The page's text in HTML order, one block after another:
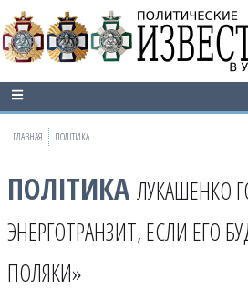
ГЛАВНАЯ ПОЛІТИКА
ПОЛІТИКА ЛУКАШЕНКО
ЭНЕРГОТРАНЗИТ, ЕСЛИ ЕГО
ПОЛЯКИ»